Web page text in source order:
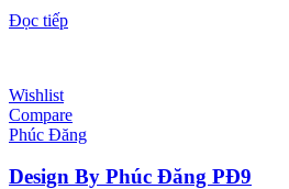
Đọc tiếp
Wishlist
Compare
Phúc Đăng
Design By Phúc Đăng PĐ9